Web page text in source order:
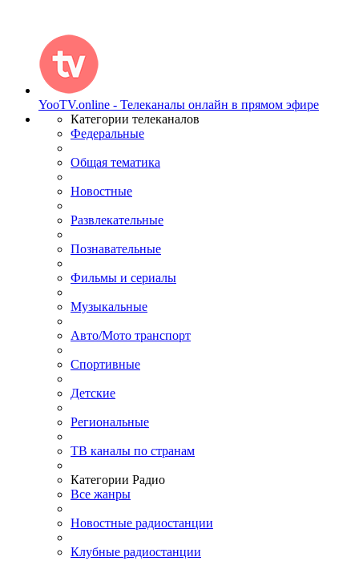
YooTV.online - Телеканалы онлайн в прямом эфире
Категории телеканалов
Федеральные
Общая тематика
Новостные
Развлекательные
Познавательные
Фильмы и сериалы
Музыкальные
Авто/Мото транспорт
Спортивные
Детские
Региональные
ТВ каналы по странам
Категории Радио
Все жанры
Новостные радиостанции
Клубные радиостанции